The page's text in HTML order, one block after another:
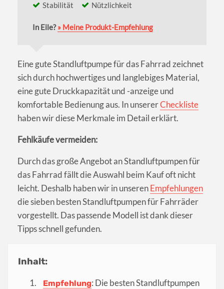
Stabilität
Nützlichkeit
In Eile?» Meine Produkt-Empfehlung
Eine gute Standluftpumpe für das Fahrrad zeichnet
sich durch hochwertiges und langlebiges Material,
eine gute Druckkapazität und -anzeige und
komfortable Bedienung aus. In unsererCheckliste
haben wir diese Merkmale im Detail erklärt.
Fehlkäufe vermeiden:
Durch das große Angebot an Standluftpumpen für
das Fahrrad fällt die Auswahl beim Kauf oft nicht
leicht. Deshalb haben wir in unserenEmpfehlungen
die sieben besten Standluftpumpen für Fahrräder
vorgestellt. Das passende Modell ist dank dieser
Tipps schnell gefunden.
Inhalt:
Empfehlung: Die besten Standluftpumpen